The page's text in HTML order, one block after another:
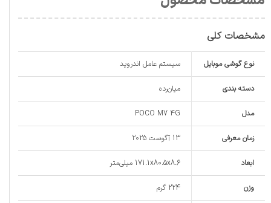
مشخصات کلی
نوع گوشی موبایل سیستم عامل اندروید
دسته ‌بندی ‌میان‌رده
مدل POCO M7 4G
زمان معرفی 13 آگوست 2025
ابعاد 171.1x80.5x8.6 میلی‌متر
وزن 224 گرم